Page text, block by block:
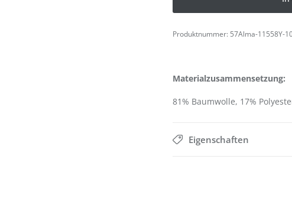
Produktnummer: 57Alma-11558Y-
Materialzusammensetzung:
81% Baumwolle, 17%
Eigenschaften